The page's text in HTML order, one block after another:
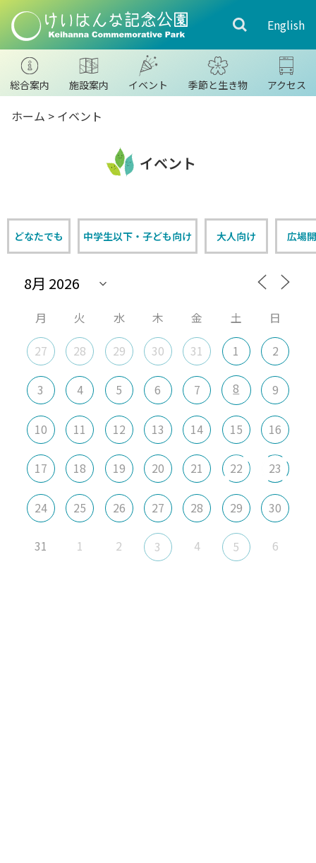
English
総合案内 施設案内 イベント 季節と生き物 アクセス
ホーム > イベント
イベント
どなたでも 中学生以下・子ども向け 大人向け 広場
月 火 水 木 金 土
日
27
28 29 30 31 1 2
3 4 5 6 7 8 9
10 11 12 13 14 15 16
17 18 19 20 21 22 23
24 25 26 27 28 29 30
31 1 2 3 4 5 6